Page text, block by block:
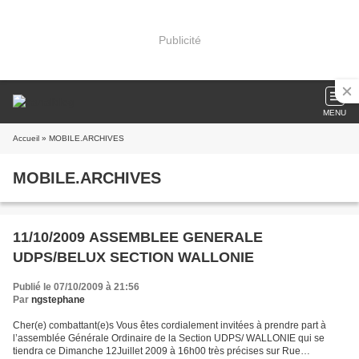
Publicité
MENU
Accueil » MOBILE.ARCHIVES
MOBILE.ARCHIVES
11/10/2009 ASSEMBLEE GENERALE
UDPS/BELUX SECTION WALLONIE
Publié le 07/10/2009 à 21:56
Par ngstephane
Cher(e) combattant(e)s Vous êtes cordialement invitées à prendre part à
l’assemblée Générale Ordinaire de la Section UDPS/ WALLONIE qui se
tiendra ce Dimanche 12Juillet 2009 à 16h00 très précises sur Rue